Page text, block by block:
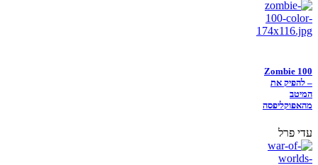
Zombie 100
– להפיק את
המיטב
מהאפוקליפסה
עדי פרל